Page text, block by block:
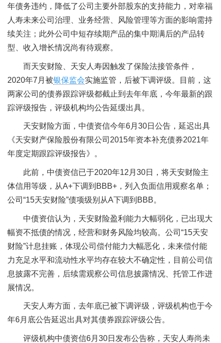
年债务违约，降低了公司主要外部股东的支持能力，对幸福
人寿未来公司治理、业务经营、风险管理等方面的影响需持
续关注；此外公司中短存续期产品的集中期满后的产品转
型、收入增长情况尚有待观察。
而天安财险、天安人寿因触发了保险法接管条件，
2020年7月被银保监会实施监管，后被下调评级。目前，这
两家公司的债券跟踪评级都截止到去年年底，今年最新的跟
踪评级报告，评级机构均公告延缓出具。
天安财险方面，中债资信今年6月30日公告，延迟出具
《天安财产保险股份有限公司2015年资本补充债券2021年
年度定期跟踪评级报告》。
此前，中债资信已于2020年12月30日，将天安财险主
体信用等级，从A+下调到BBB+，列入负面信用观察名单；
公司“15天安财险”债项级别从A下调到BBB。
中债资信认为，天安财险盈利能力大幅弱化，已出现大
幅资不抵债的情况，经营和财务风险均较高。公司“15天安
财险”计息挂账，体现公司偿付能力大幅恶化，未来偿付能
力充足水平和流动性水平均存在较大不确定性，目前公司信
息披露不完善，后续需观察公司信息披露情况、托管工作进
展情况。
天安人寿方面，去年底已被下调评级，评级机构也于今
年6月底公告延迟出具对其债券跟踪评级公告。
评级机构中债资信6月30日发布公告称，天安人寿尚未